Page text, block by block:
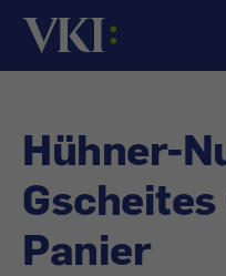
Startseite
Hühner-
Panier